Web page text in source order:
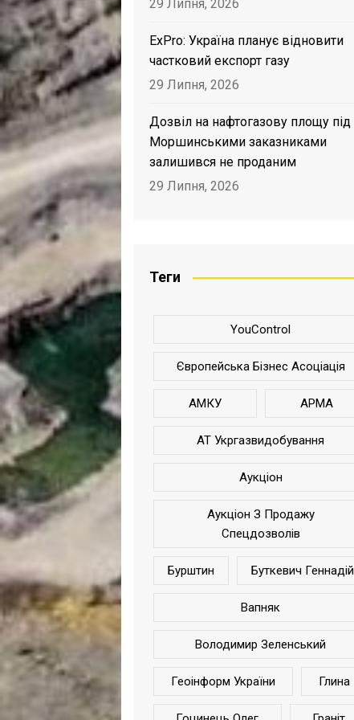
29 Липня, 2026
ExPro: Україна планує відновити
частковий експорт газу
29 Липня, 2026
Дозвіл на нафтогазову площу під
Моршинськими заказниками
залишився не проданим
29 Липня, 2026
Теги
YouControl
Європейська Бізнес Асоціація
АМКУ АРМА
АТ Укргазвидобування
Аукціон
Аукціон З Продажу
Спецдозволів
Бурштин Буткевич Геннадій
Вапняк
Володимир Зеленський
Геоінформ України Глина